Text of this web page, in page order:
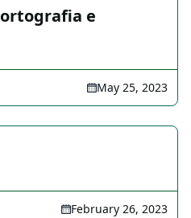
e
May 25, 2023
February 26, 2023